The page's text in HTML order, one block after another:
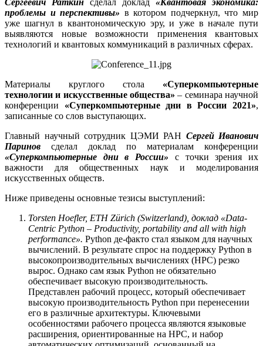
Сергеевич Раткин сделал доклад «Квантовая экономика:
проблемы и перспективы» в котором подчеркнул, что мир
уже шагнул в квантономическую эру, и уже в начале пути
выявляются новые возможности применения квантовых
технологий и квантовых коммуникаций в различных сферах.
Материалы круглого стола «Суперкомпьютерные
технологии и искусственные общества» – семинара научной
конференции «Суперкомпьютерные дни в России 2021»,
записанные со слов выступающих.
Главный научный сотрудник ЦЭМИ РАН Сергей Иванович
Паринов сделал доклад по материалам конференции
«Суперкомпьютерные дни в России» с точки зрения их
важности для общественных наук и моделирования
искусственных обществ.
Ниже приведены основные тезисы выступлений:
Torsten Hoefler, ETH Zürich (Switzerland), доклад «Data-
Centric Python – Productivity, portability and all with high
performance». Python де-факто стал языком для научных
вычислений. В результате спрос на поддержку Python в
высокопроизводительных вычислениях (HPC) резко
вырос. Однако сам язык Python не обязательно
обеспечивает высокую производительность.
Представлен рабочий процесс, который обеспечивает
высокую производительность Python при перенесении
его в различные архитектуры. Ключевыми
особенностями рабочего процесса являются языковые
расширения, ориентированные на HPC, и набор